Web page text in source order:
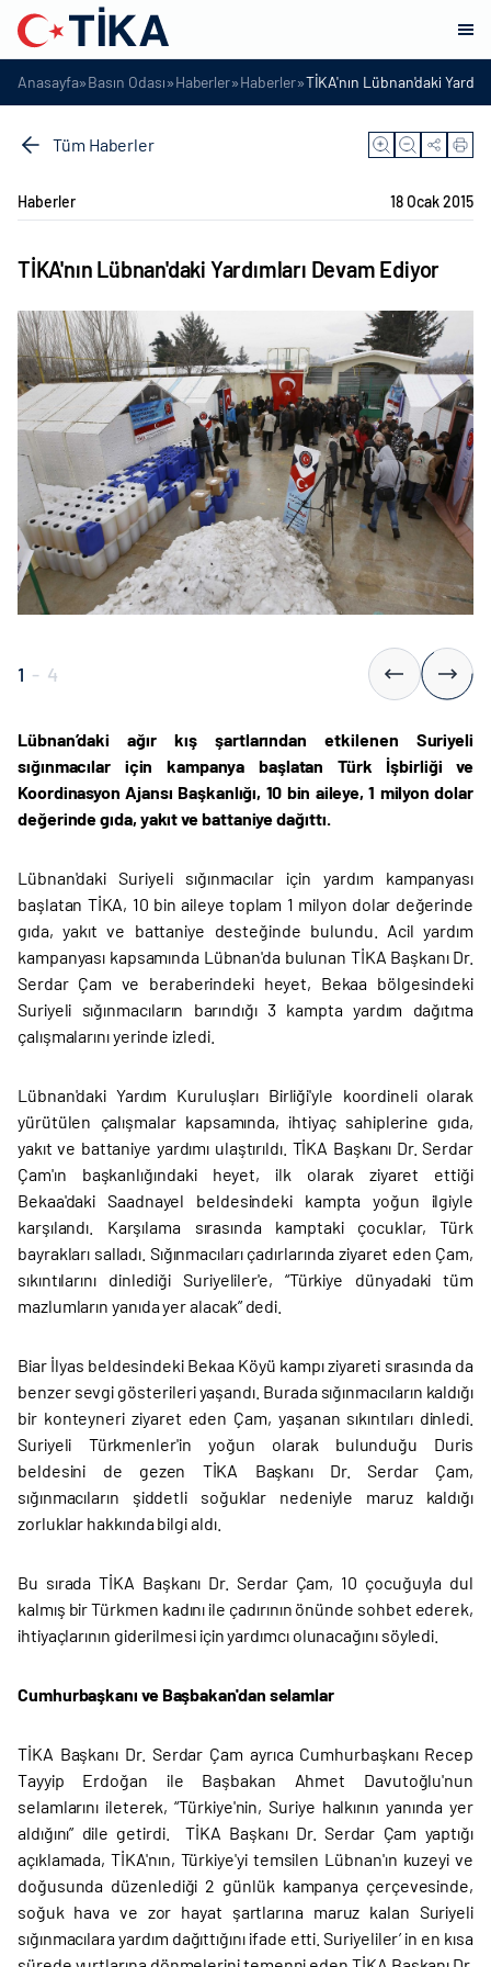
Anasayfa»Basın Odası»Haberler»Haberler»TİKA'nın Lübnan'daki
Tüm Haberler
Haberler 18 Ocak 2015
TİKA'nın Lübnan'daki Yardımları Devam Ediyor
1 - 4
Lübnan’daki ağır kış şartlarından etkilenen Suriyeli
sığınmacılar için kampanya başlatan Türk İşbirliği ve
Koordinasyon Ajansı Başkanlığı, 10 bin aileye, 1 milyon dolar
değerinde gıda, yakıt ve battaniye dağıttı.
Lübnan'daki Suriyeli sığınmacılar için yardım kampanyası
başlatan TİKA, 10 bin aileye toplam 1 milyon dolar değerinde
gıda, yakıt ve battaniye desteğinde bulundu. Acil yardım
kampanyası kapsamında Lübnan'da bulunan TİKA Başkanı Dr.
Serdar Çam ve beraberindeki heyet, Bekaa bölgesindeki
Suriyeli sığınmacıların barındığı 3 kampta yardım dağıtma
çalışmalarını yerinde izledi.
Lübnan'daki Yardım Kuruluşları Birliği'yle koordineli olarak
yürütülen çalışmalar kapsamında, ihtiyaç sahiplerine gıda,
yakıt ve battaniye yardımı ulaştırıldı. TİKA Başkanı Dr. Serdar
Çam'ın başkanlığındaki heyet, ilk olarak ziyaret ettiği
Bekaa'daki Saadnayel beldesindeki kampta yoğun ilgiyle
karşılandı. Karşılama sırasında kamptaki çocuklar, Türk
bayrakları salladı. Sığınmacıları çadırlarında ziyaret eden Çam,
sıkıntılarını dinlediği Suriyeliler'e, “Türkiye dünyadaki tüm
mazlumların yanıda yer alacak” dedi.
Biar İlyas beldesindeki Bekaa Köyü kampı ziyareti sırasında da
benzer sevgi gösterileri yaşandı. Burada sığınmacıların kaldığı
bir konteyneri ziyaret eden Çam, yaşanan sıkıntıları dinledi.
Suriyeli Türkmenler'in yoğun olarak bulunduğu Duris
beldesini de gezen TİKA Başkanı Dr. Serdar Çam,
sığınmacıların şiddetli soğuklar nedeniyle maruz kaldığı
zorluklar hakkında bilgi aldı.
Bu sırada TİKA Başkanı Dr. Serdar Çam, 10 çocuğuyla dul
kalmış bir Türkmen kadını ile çadırının önünde sohbet ederek,
ihtiyaçlarının giderilmesi için yardımcı olunacağını söyledi.
Cumhurbaşkanı ve Başbakan'dan selamlar
TİKA Başkanı Dr. Serdar Çam ayrıca Cumhurbaşkanı Recep
Tayyip Erdoğan ile Başbakan Ahmet Davutoğlu'nun
selamlarını ileterek, “Türkiye'nin, Suriye halkının yanında yer
aldığını” dile getirdi. TİKA Başkanı Dr. Serdar Çam yaptığı
açıklamada, TİKA'nın, Türkiye'yi temsilen Lübnan'ın kuzeyi ve
doğusunda düzenlediği 2 günlük kampanya çerçevesinde,
soğuk hava ve zor hayat şartlarına maruz kalan Suriyeli
sığınmacılara yardım dağıttığını ifade etti. Suriyeliler’ in en kısa